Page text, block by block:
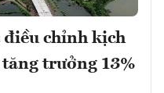
chỉnh kịch
trưởng 13%